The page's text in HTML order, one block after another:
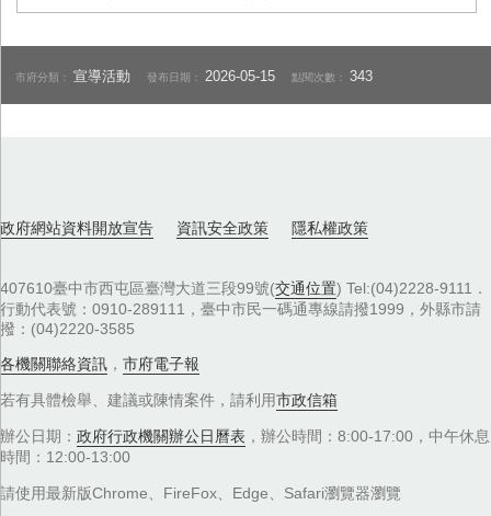
市府分類：宣導活動 發布日期：2026-05-15 點閱次數：343
政府網站資料開放宣告 資訊安全政策 隱私權政策
407610臺中市西屯區臺灣大道三段99號(交通位置) Tel:(04)2228-9111．
行動代表號：0910-289111，臺中市民一碼通專線請撥1999，外縣市請
撥：(04)2220-3585
各機關聯絡資訊 ， 市府電子報
若有具體檢舉、建議或陳情案件，請利用市政信箱
辦公日期： 政府行政機關辦公日曆表 ，辦公時間：8:00-17:00，中午休息
時間：12:00-13:00
請使用最新版Chrome、FireFox、Edge、Safari瀏覽器瀏覽